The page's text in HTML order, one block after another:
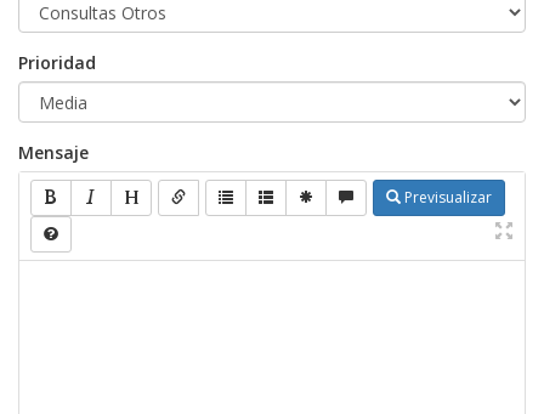
Prioridad
Mensaje
Previsualizar